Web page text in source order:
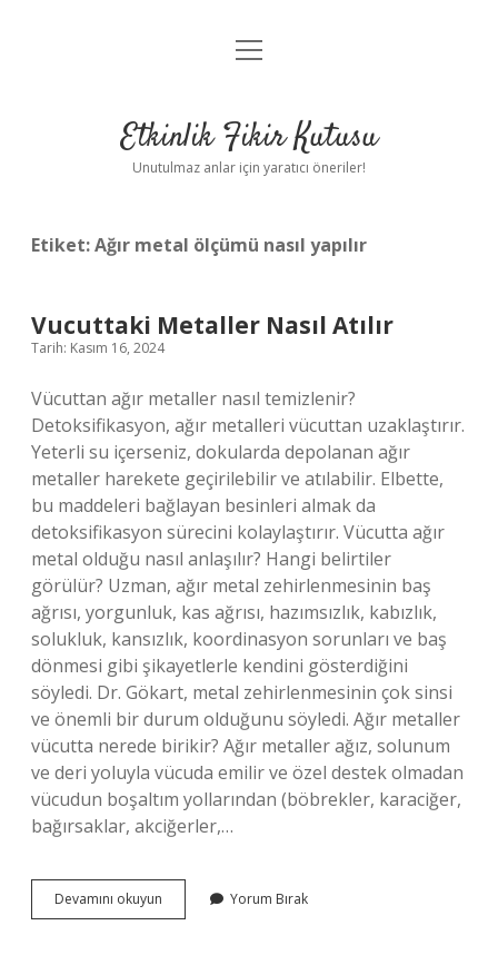
Anasayfa
Yasal Uyarı
menüyü
Etkinlik Fikir Kutusu
Unutulmaz anlar için yaratıcı öneriler!
Etiket:Ağır metal ölçümü nasıl yapılır
Vucuttaki Metaller Nasıl Atılır
Tarih: Kasım 16, 2024
Vücuttan ağır metaller nasıl temizlenir?
Detoksifikasyon, ağır metalleri vücuttan uzaklaştırır.
Yeterli su içerseniz, dokularda depolanan ağır
metaller harekete geçirilebilir ve atılabilir. Elbette,
bu maddeleri bağlayan besinleri almak da
detoksifikasyon sürecini kolaylaştırır. Vücutta ağır
metal olduğu nasıl anlaşılır? Hangi belirtiler
görülür? Uzman, ağır metal zehirlenmesinin baş
ağrısı, yorgunluk, kas ağrısı, hazımsızlık, kabızlık,
solukluk, kansızlık, koordinasyon sorunları ve baş
dönmesi gibi şikayetlerle kendini gösterdiğini
söyledi. Dr. Gökart, metal zehirlenmesinin çok sinsi
ve önemli bir durum olduğunu söyledi. Ağır metaller
vücutta nerede birikir? Ağır metaller ağız, solunum
ve deri yoluyla vücuda emilir ve özel destek olmadan
vücudun boşaltım yollarından (böbrekler, karaciğer,
bağırsaklar, akciğerler,…
Devamını okuyun Vucuttaki
Metaller
Yorum Bırak